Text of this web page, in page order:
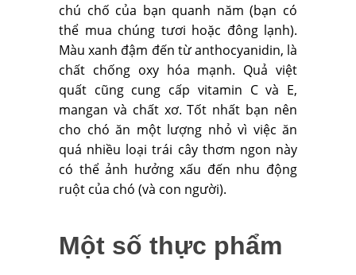
chú chố của bạn quanh năm (bạn có
thể mua chúng tươi hoặc đông lạnh).
Màu xanh đậm đến từ anthocyanidin, là
chất chống oxy hóa mạnh. Quả việt
quất cũng cung cấp vitamin C và E,
mangan và chất xơ. Tốt nhất bạn nên
cho chó ăn một lượng nhỏ vì việc ăn
quá nhiều loại trái cây thơm ngon này
có thể ảnh hưởng xấu đến nhu động
ruột của chó (và con người).
Một số thực phẩm